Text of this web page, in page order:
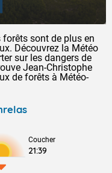
sont de plus en
Découvrez la Météo
sur les dangers de
Jean-Christophe
de forêts à Météo-
Coucher
21:39